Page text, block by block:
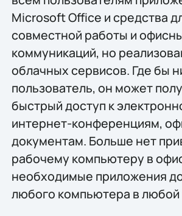
Microsoft Office и средства
совместной работы и
коммуникаций, но
облачных сервисов. Где бы
пользователь, он может
быстрый доступ к
интернет-конференциям,
документам. Больше нет
рабочему компьютеру в
необходимые приложения
любого компьютера в любой